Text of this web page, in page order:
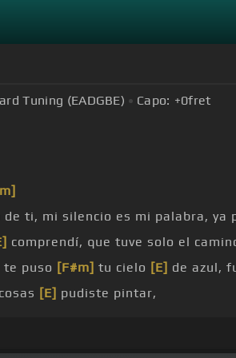
Tuning (EADGBE) Capo: +0fret
de ti, mi silencio es mi palabra, ya
comprendí, que tuve solo el
puso [F#m] tu cielo [E] de azul,
[E] pudiste pintar,